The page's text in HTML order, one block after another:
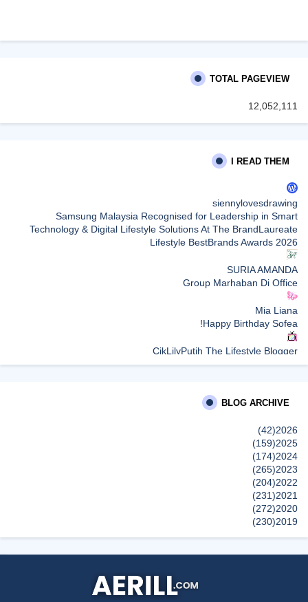
TOTAL PAGEVIEW
12,052,111
I READ THEM
siennylovesdrawing
Samsung Malaysia Recognised for Leadership in Smart
Technology & Digital Lifestyle Solutions At The BrandLaureate
Lifestyle BestBrands Awards 2026
SURIA AMANDA
Group Marhaban Di Office
Mia Liana
Happy Birthday Sofea!
CikLilyPutih The Lifestyle Blogger
What to Read After Watching The Odyssey: Kobo’s Reading
Farhana Jafri
إظهار الكل
BLOG ARCHIVE
2026
(42)
2025
(159)
2024
(174)
2023
(265)
2022
(204)
2021
(231)
2020
(272)
2019
(230)